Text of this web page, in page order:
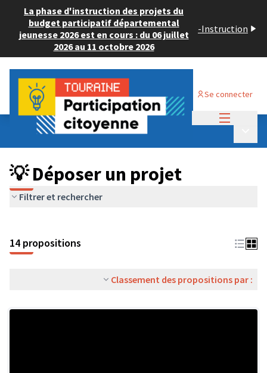
La phase d'instruction des projets du
budget participatif départemental
jeunesse 2026 est en cours : du 06 juillet
2026 au 11 octobre 2026
-Instruction
Se connecter
Budget Participatif ADULTE 2024
💡 Déposer un projet
💡 Déposer un projet
Filtrer et rechercher
14 propositions
Classement des propositions par :